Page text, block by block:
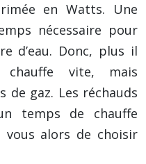
en Watts. Une
nécessaire pour
d’eau. Donc, plus il
vite, mais
de gaz. Les réchauds
temps de chauffe
vous alors de choisir